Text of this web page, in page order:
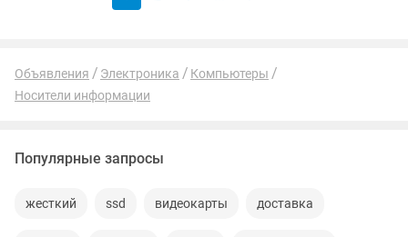
Объявления Электроника
Компьютеры
Носители информации
Популярные запросы
жесткий ssd видеокарты доставка